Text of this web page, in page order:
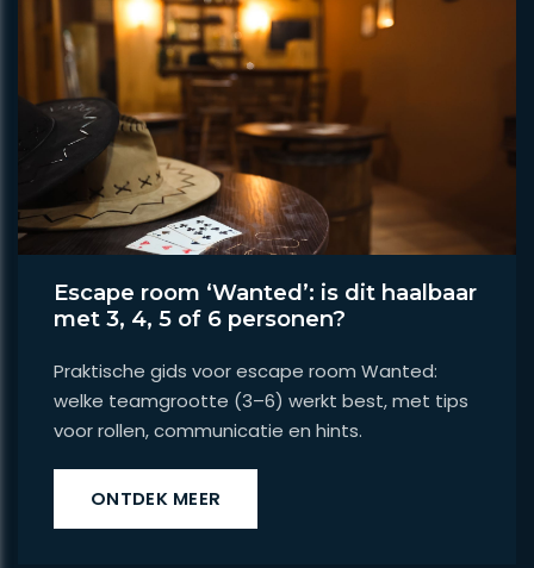
Escape room ‘Wanted’: is dit haalbaar
met 3, 4, 5 of 6 personen?
Praktische gids voor escape room Wanted:
welke teamgrootte (3–6) werkt best, met tips
voor rollen, communicatie en hints.
ONTDEK MEER